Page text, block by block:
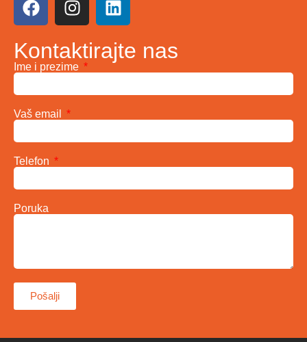
Kontaktirajte nas
Ime i prezime
Vaš email
Telefon
Poruka
Pošalji